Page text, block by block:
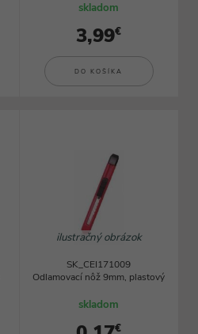
skladom
3,99€
DO KOŠÍKA
ilustračný obrázok
SK_CEI171009
Odlamovací nôž 9mm, plastový
skladom
€